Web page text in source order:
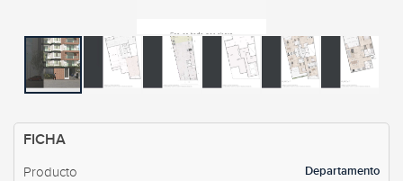
FICHA
Producto Departamento